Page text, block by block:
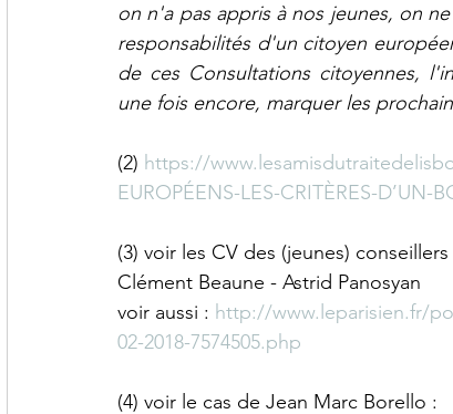
on n'a pas appris à nos jeunes, on
responsabilités d'un citoyen
de ces Consultations citoyennes,
une fois encore, marquer les
(2) https://
EUROPÉENS-LES-CRITÈRES-D’UN-
(3) voir les CV des (jeunes)
Clément Beaune - Astrid Panosyan
voir aussi : http://www.leparisien.fr/
02-2018-7574505.php
(4) voir le cas de Jean Marc Borello :